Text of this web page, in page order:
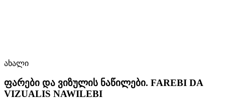
ახალი
ფარები და ვიზულის ნაწილები. FAREBI DA
VIZUALIS NAWILEBI